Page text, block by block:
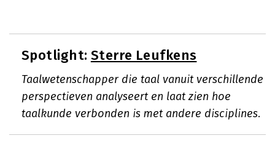
Spotlight: Sterre Leufkens
Taalwetenschapper die taal vanuit verschillende
perspectieven analyseert en laat zien hoe
taalkunde verbonden is met andere disciplines.